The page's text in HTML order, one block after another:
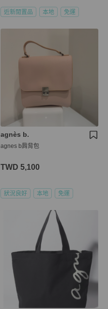
近新閒置品 本地 免運
agnès b.
agnes b肩背包
TWD 5,100
狀況良好 本地 免運